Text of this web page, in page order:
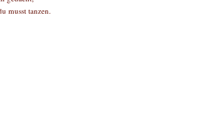
musst tanzen.